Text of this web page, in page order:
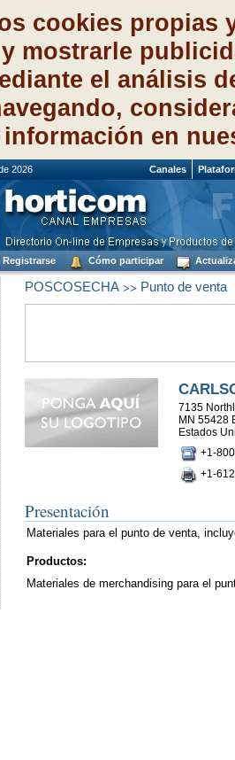
cookies propias
mostrarle
el análisis
información en
de 2026 Canales
Registrarse Cómo participar
POSCOSECHA>> Punto de venta
7135
MN 55428
Estados
+1-
+1-
Presentación
Materiales para el punto de venta,
Productos:
Materiales de merchandising para el